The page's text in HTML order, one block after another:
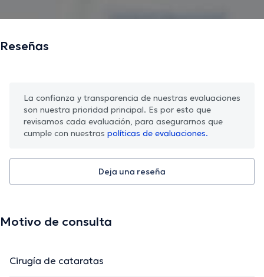
Reseñas
La confianza y transparencia de nuestras evaluaciones
son nuestra prioridad principal. Es por esto que
revisamos cada evaluación, para asegurarnos que
cumple con nuestras políticas de evaluaciones.
Deja una reseña
Motivo de consulta
Cirugía de cataratas